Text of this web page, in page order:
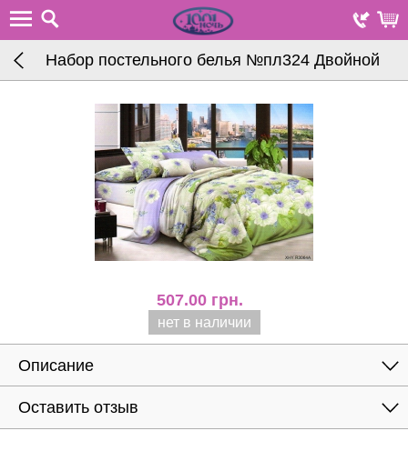
Набор постельного белья №пл324 Двойной
507.00 грн.
нет в наличии
Описание
Оставить отзыв